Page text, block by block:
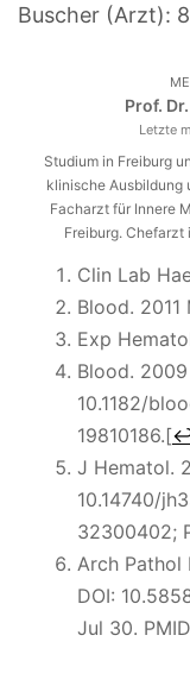
Buscher (Arzt):
Prof.
Letzte
Studium in Freiburg
klinische Ausbildung
Facharzt für Innere
Freiburg. Chefarzt
Clin Lab
Blood. 2011
Exp
Blood.
10.1182/
19810186.[
J Hematol.
10.14740/
32300402;
Arch Pathol
DOI:
Jul 30.